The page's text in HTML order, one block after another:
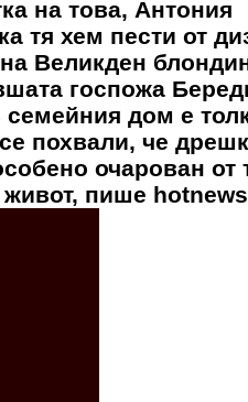
на това, Антония
тя хем пести от
Великден
госпожа
семейния дом е
похвали, че
очарован от
живот, пише